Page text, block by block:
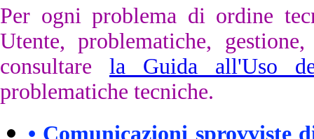
Per ogni problema di ordine
Utente, problematiche,
consultare la Guida all'Uso
problematiche tecniche.
• Comunicazioni sprovviste